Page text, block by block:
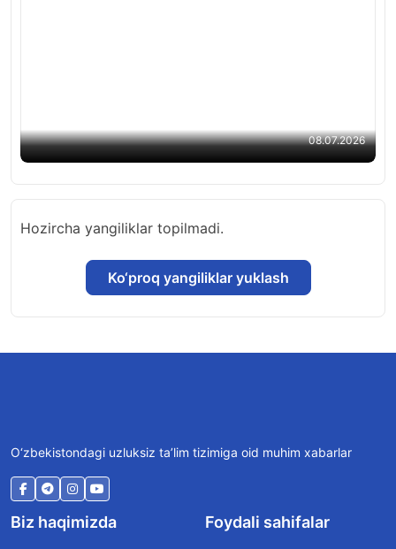
08.07.2026
Hozircha yangiliklar topilmadi.
Ko‘proq yangiliklar yuklash
O‘zbekistondagi uzluksiz ta’lim tizimiga oid muhim xabarlar
Biz haqimizda Foydali sahifalar